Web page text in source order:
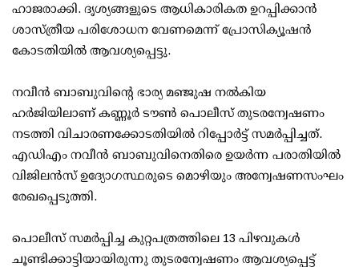
ഹാജരാക്കി. ദൃശ്യങ്ങളുടെ ആധികാരികത ഉറപ്പിക്കാന്‍
ശാസ്ത്രീയ പരിശോധന വേണമെന്ന് പ്രോസിക്യൂഷന്‍
കോടതിയില്‍ ആവശ്യപ്പെട്ടു.
നവീന്‍ ബാബുവിന്റെ ഭാര്യ മഞ്ജുഷ നല്‍കിയ
ഹര്‍ജിയിലാണ് കണ്ണൂര്‍ ടൗണ്‍ പൊലീസ് തുടരന്വേഷണം
നടത്തി വിചാരണക്കോടതിയില്‍ റിപ്പോര്‍ട്ട് സമര്‍പ്പിച്ചത്.
എഡിഎം നവീന്‍ ബാബുവിനെതിരെ ഉയര്‍ന്ന പരാതിയില്‍
വിജിലന്‍സ് ഉദ്യോഗസ്ഥരുടെ മൊഴിയും അന്വേഷണസംഘം
രേഖപ്പെടുത്തി.
പൊലീസ് സമര്‍പ്പിച്ച കുറ്റപത്രത്തിലെ 13 പിഴവുകള്‍
ചൂണ്ടിക്കാട്ടിയായിരുന്നു തുടരന്വേഷണം ആവശ്യപ്പെട്ട്